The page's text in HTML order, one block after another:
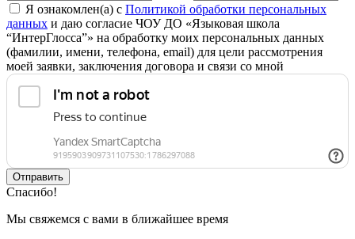
Я ознакомлен(а) с Политикой обработки персональных
данных и даю согласие ЧОУ ДО «Языковая школа
“ИнтерГлосса”» на обработку моих персональных данных
(фамилии, имени, телефона, email) для цели рассмотрения
моей заявки, заключения договора и связи со мной
Отправить
Спасибо!
Мы свяжемся с вами в ближайшее время